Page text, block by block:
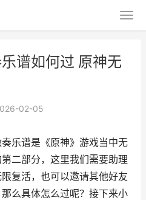
谱如何过 原神无
02-05
乐谱是《原神》游戏当中无
二部分，这里我们需要助理
复活，也可以邀请其他好友
么具体怎么过呢？接下来小